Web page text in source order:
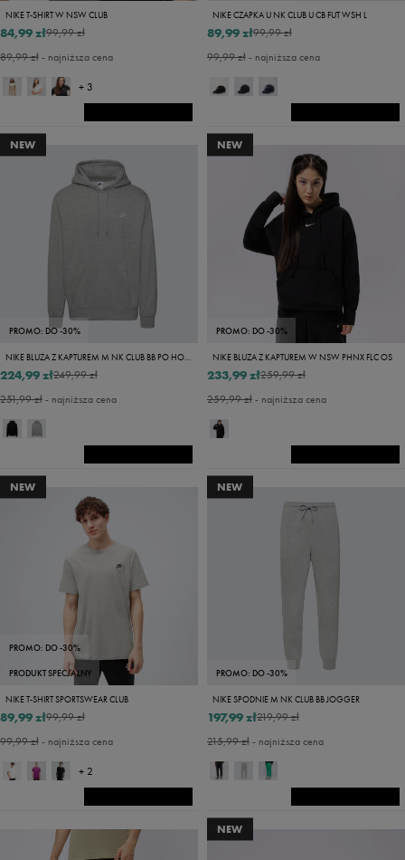
NIKE T-SHIRT W NSW CLUB
99,99 zł
84,99 zł
89,99 zł- najniższa cena
+ 3
NIKE CZAPKA U NK CLUB U CB FUT WSH L
99,99 zł
89,99 zł
99,99 zł- najniższa cena
NEW
PROMO: DO -30%
NIKE BLUZA Z KAPTUREM M NK CLUB BB PO HOODIE
249,99 zł
224,99 zł
251,99 zł- najniższa cena
NEW
PROMO: DO -30%
NIKE BLUZA Z KAPTUREM W NSW PHNX FLC OS
259,99 zł
233,99 zł
259,99 zł- najniższa cena
NEW
PROMO: DO -30%
PRODUKT SPECJALNY
NIKE T-SHIRT SPORTSWEAR CLUB
99,99 zł
89,99 zł
99,99 zł- najniższa cena
+ 2
NEW
PROMO: DO -30%
NIKE SPODNIE M NK CLUB BB JOGGER
219,99 zł
197,99 zł
215,99 zł- najniższa cena
NEW